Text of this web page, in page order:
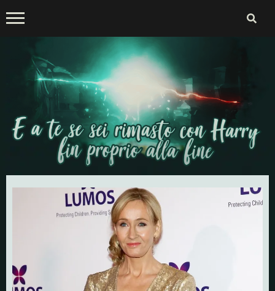
to
E a te se sei rimasto con
Harry fin proprio alla fine